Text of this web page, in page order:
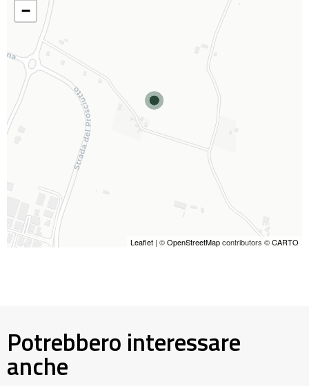
−
Leaflet | ©OpenStreetMapcontributors ©CARTO
Potrebbero interessare
anche